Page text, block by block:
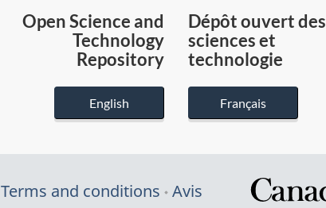
du
Canada
Open Science and
Technology
Repository
English
Dépôt ouvert des
sciences et
technologie
Français
Terms and conditions Avis